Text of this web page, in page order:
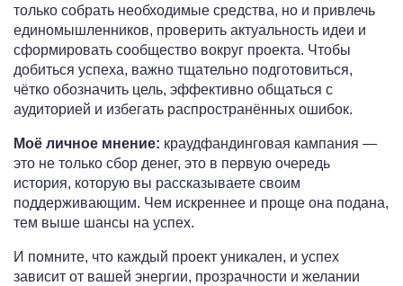
только собрать необходимые средства, но и привлечь
единомышленников, проверить актуальность идеи и
сформировать сообщество вокруг проекта. Чтобы
добиться успеха, важно тщательно подготовиться,
чётко обозначить цель, эффективно общаться с
аудиторией и избегать распространённых ошибок.
Моё личное мнение: краудфандинговая кампания —
это не только сбор денег, это в первую очередь
история, которую вы рассказываете своим
поддерживающим. Чем искреннее и проще она подана,
тем выше шансы на успех.
И помните, что каждый проект уникален, и успех
зависит от вашей энергии, прозрачности и желании